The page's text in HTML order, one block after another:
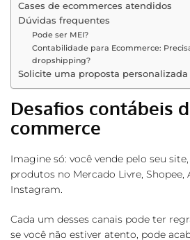
Cases de ecommerces atendidos
Dúvidas frequentes
Pode ser MEI?
Contabilidade para Ecommerce:
dropshipping?
Solicite uma proposta personalizada
Desafios contábeis
commerce
Imagine só: você vende pelo seu
produtos no Mercado Livre, Shopee,
Instagram.
Cada um desses canais pode ter
se você não estiver atento, pode